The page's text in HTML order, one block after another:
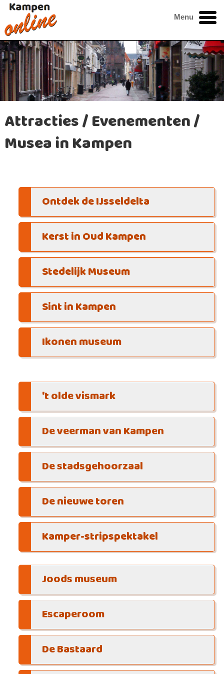
Menu
Attracties / Evenementen /
Musea in Kampen
Ontdek de IJsseldelta
Kerst in Oud Kampen
Stedelijk Museum
Sint in Kampen
Ikonen museum
't olde vismark
De veerman van Kampen
De stadsgehoorzaal
De nieuwe toren
Kamper-stripspektakel
Joods museum
Escaperoom
De Bastaard